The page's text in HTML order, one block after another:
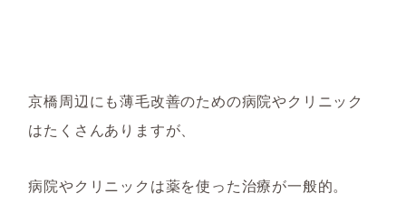
京橋周辺にも薄毛改善のための病院やクリニック
はたくさんありますが、
病院やクリニックは薬を使った治療が一般的。